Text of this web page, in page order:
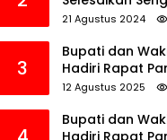
Tawamalewe
21 Agustus 2024
3
Bupati dan
Hadiri Rapat
Keuangan
12 Agustus 2025
Bupati dan